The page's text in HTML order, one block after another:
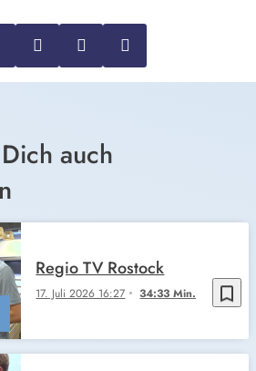
auch
bookmark_border
17. Juli 2026 16:27 34:33 Min.
Regio TV Rostock